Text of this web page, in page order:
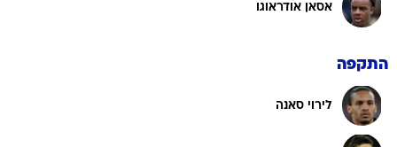
אסאן אודראוגו
התקפה
לירוי סאנה